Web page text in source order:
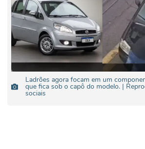
Ladrões agora focam em um
que fica sob o capô do modelo. |
sociais